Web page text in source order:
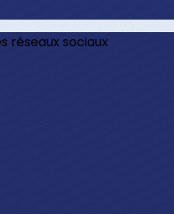
réseaux sociaux